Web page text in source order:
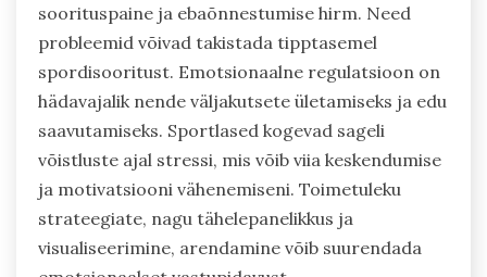
soorituspaine ja ebaõnnestumise hirm. Need
probleemid võivad takistada tipptasemel
spordisooritust. Emotsionaalne regulatsioon on
hädavajalik nende väljakutsete ületamiseks ja edu
saavutamiseks. Sportlased kogevad sageli
võistluste ajal stressi, mis võib viia keskendumise
ja motivatsiooni vähenemiseni. Toimetuleku
strateegiate, nagu tähelepanelikkus ja
visualiseerimine, arendamine võib suurendada